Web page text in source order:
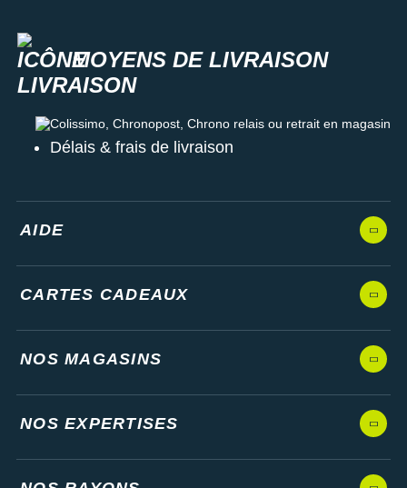
MOYENS DE LIVRAISON
Colissimo, Chronopost, Chrono relais ou retrait en magasin
Délais & frais de livraison
AIDE
CARTES CADEAUX
NOS MAGASINS
NOS EXPERTISES